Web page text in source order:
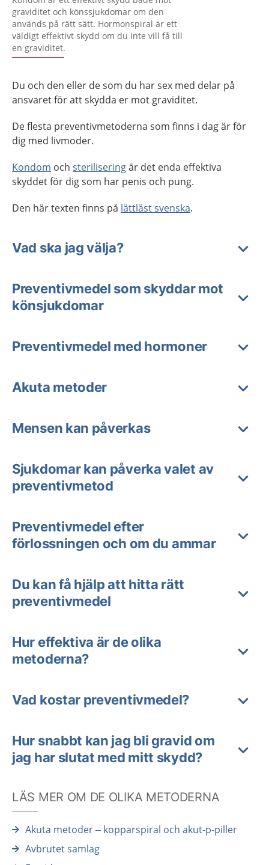
graviditet och könssjukdomar om den
används på rätt sätt. Hormonspiral är ett
väldigt effektivt skydd om du inte vill få till
en graviditet.
Du och den eller de som du har sex med delar på
ansvaret för att skydda er mot graviditet.
De flesta preventivmetoderna som finns i dag är för
dig med livmoder.
Kondom och steriliseringär det enda effektiva
skyddet för dig som har penis och pung.
Den här texten finns på lättläst svenska.
Vad ska jag välja?
Preventivmedel som skyddar mot
könsjukdomar
Preventivmedel med hormoner
Akuta metoder
Mensen kan påverkas
Sjukdomar kan påverka valet av
preventivmetod
Preventivmedel efter
förlossningen och om du ammar
Du kan få hjälp att hitta rätt
preventivmedel
Hur effektiva är de olika
metoderna?
Vad kostar preventivmedel?
Hur snabbt kan jag bli gravid om
jag har slutat med mitt skydd?
LÄS MER OM DE OLIKA METODERNA
Akuta metoder – kopparspiral och akut-p-piller
Avbrutet samlag